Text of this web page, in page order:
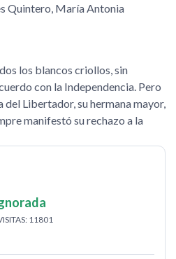
Quintero, María Antonia
los blancos criollos, sin
con la Independencia. Pero
del Libertador, su hermana mayor,
manifestó su rechazo a la
11801